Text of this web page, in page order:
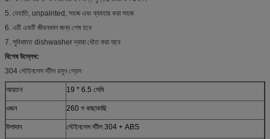
5. দেহাতি, unpainted, সহজ এবং ব্যবহার করা সহজ
6. এটি একটি জীবনকাল জন্য শেষ হবে
7. সুবিধামত dishwasher দ্বারা ধৌত করা যাবে
বিশেষ উল্লেখ:
304 স্টেইনলেস স্টীল রসুন প্রেস
আয়তন 19 * 6.5 সেমি
ওজন 260 গ কাছাকাছি
উপাদান স্টেইনলেস স্টীল 304 + ABS